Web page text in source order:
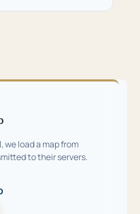
we load a map from
to their servers.